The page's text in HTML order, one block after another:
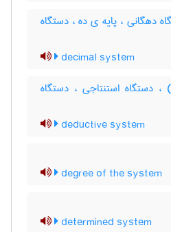
دهگانی ، پایه ی ده ، دستگاه
decimal system
دستگاه استنتاجی ، دستگاه
deductive system
degree of the system
determined system